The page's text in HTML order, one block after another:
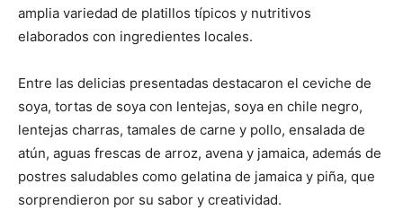
amplia variedad de platillos típicos y nutritivos
elaborados con ingredientes locales.
Entre las delicias presentadas destacaron el ceviche de
soya, tortas de soya con lentejas, soya en chile negro,
lentejas charras, tamales de carne y pollo, ensalada de
atún, aguas frescas de arroz, avena y jamaica, además de
postres saludables como gelatina de jamaica y piña, que
sorprendieron por su sabor y creatividad.